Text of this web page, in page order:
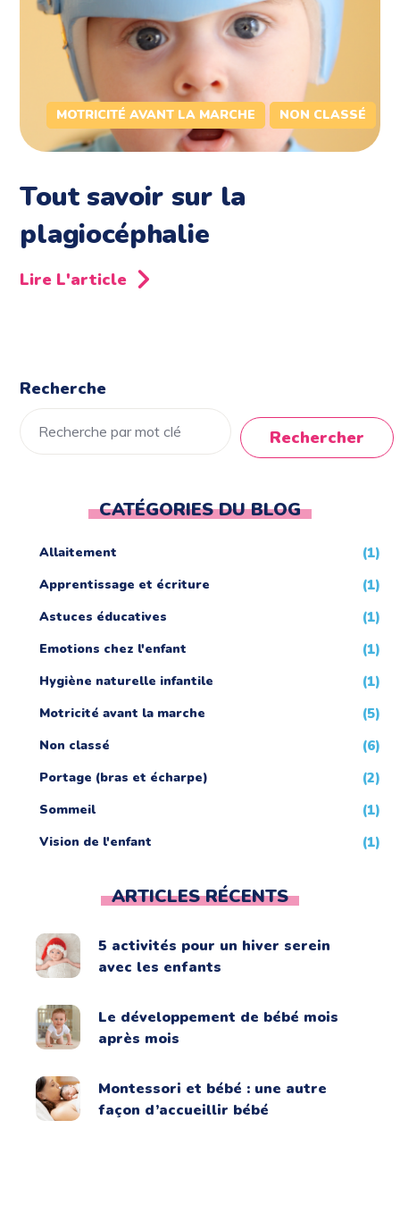
MOTRICITÉ AVANT LA MARCHE NON CLASSÉ
Tout savoir sur la
plagiocéphalie
Lire L'article
Recherche
Rechercher
CATÉGORIES DU BLOG
Allaitement (1)
Apprentissage et écriture (1)
Astuces éducatives (1)
Emotions chez l'enfant (1)
Hygiène naturelle infantile (1)
Motricité avant la marche (5)
Non classé (6)
Portage (bras et écharpe) (2)
Sommeil (1)
Vision de l'enfant (1)
ARTICLES RÉCENTS
5 activités pour un hiver serein
avec les enfants
Le développement de bébé mois
après mois
Montessori et bébé : une autre
façon d’accueillir bébé